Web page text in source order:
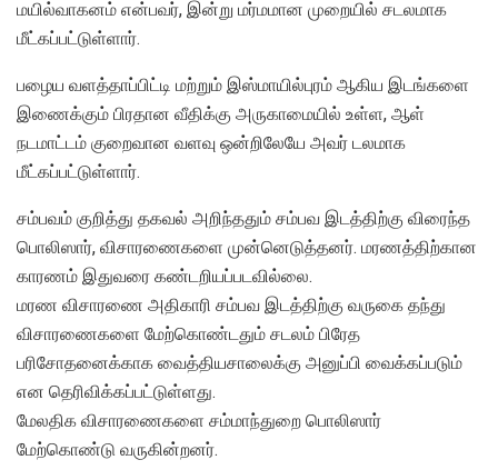
மயில்வாகனம் என்பவர், இன்று மர்மமான முறையில் சடலமாக
மீட்கப்பட்டுள்ளார்.
​பழைய வளத்தாப்பிட்டி மற்றும் இஸ்மாயில்புரம் ஆகிய இடங்களை
இணைக்கும் பிரதான வீதிக்கு அருகாமையில் உள்ள, ஆள்
நடமாட்டம் குறைவான வளவு ஒன்றிலேயே அவர் டலமாக
மீட்கப்பட்டுள்ளார்.
​சம்பவம் குறித்து தகவல் அறிந்ததும் சம்பவ இடத்திற்கு விரைந்த
பொலிஸார், விசாரணைகளை முன்னெடுத்தனர். மரணத்திற்கான
காரணம் இதுவரை கண்டறியப்படவில்லை.
மரண விசாரணை அதிகாரி சம்பவ இடத்திற்கு வருகை தந்து
விசாரணைகளை மேற்கொண்டதும் சடலம் பிரேத
பரிசோதனைக்காக வைத்தியசாலைக்கு அனுப்பி வைக்கப்படும்
என தெரிவிக்கப்பட்டுள்ளது.
மேலதிக விசாரணைகளை சம்மாந்துறை பொலிஸார்
மேற்கொண்டு வருகின்றனர்.